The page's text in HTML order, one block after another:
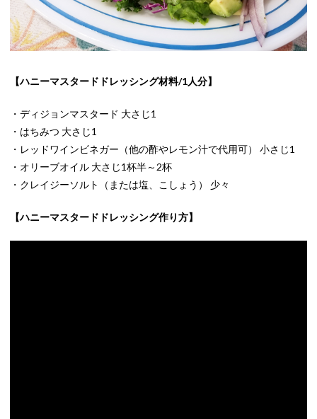
【ハニーマスタードドレッシング材料/1人分】
・ディジョンマスタード 大さじ1
・はちみつ 大さじ1
・レッドワインビネガー（他の酢やレモン汁で代用可） 小さじ1
・オリーブオイル 大さじ1杯半～2杯
・クレイジーソルト（または塩、こしょう） 少々
【ハニーマスタードドレッシング作り方】